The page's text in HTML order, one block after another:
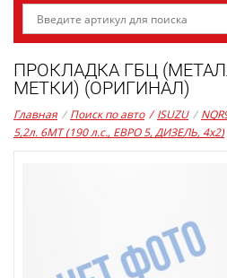
ПРОКЛАДКА ГБЦ
МЕТКИ) (ОРИГИНАЛ)
Главная / Поиск по авто / ISUZU /
5,2л. 6MT (190 л.с., ЕВРО 5, ДИЗЕЛЬ, 4x2)